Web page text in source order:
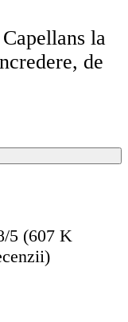
la
de
5 (607 K